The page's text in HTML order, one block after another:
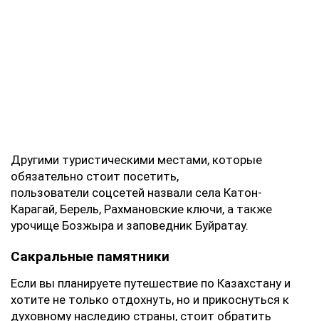
Другими туристическими местами, которые
обязательно стоит посетить,
пользователи соцсетей назвали села Катон-
Карагай, Берель, Рахмановские ключи, а также
урочище Бозжыра и заповедник Буйратау.
Сакральные памятники
Если вы планируете путешествие по Казахстану и
хотите не только отдохнуть, но и прикоснуться к
духовному наследию страны, стоит обратить